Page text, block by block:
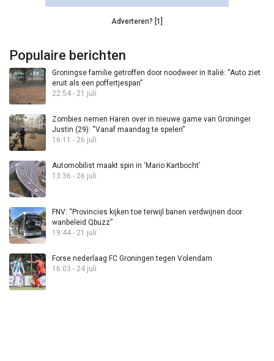
Adverteren? [1]
Populaire berichten
Groningse familie getroffen door noodweer in Italië: “Auto ziet
eruit als een poffertjespan”
22:54 - 21 juli
Zombies nemen Haren over in nieuwe game van Groninger
Justin (29): “Vanaf maandag te spelen”
16:11 - 26 juli
Automobilist maakt spin in ‘Mario Kartbocht’
13:36 - 26 juli
FNV: “Provincies kijken toe terwijl banen verdwijnen door
wanbeleid Qbuzz”
19:44 - 21 juli
Forse nederlaag FC Groningen tegen Volendam
16:03 - 24 juli